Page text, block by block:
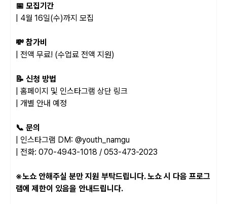
📅 모집기간
| 4월 16일(수)까지 모집
💸 참가비
| 전액 무료! (수업료 전액 지원)
📝 신청 방법
| 홈페이지 및 인스타그램 상단 링크
| 개별 안내 예정
📞 문의
| 인스타그램 DM: @youth_namgu
| 전화: 070-4943-1018 / 053-473-2023
※노쇼 안해주실 분만 지원 부탁드립니다. 노쇼 시 다음 프로그
램에 제한이 있음을 안내드립니다.